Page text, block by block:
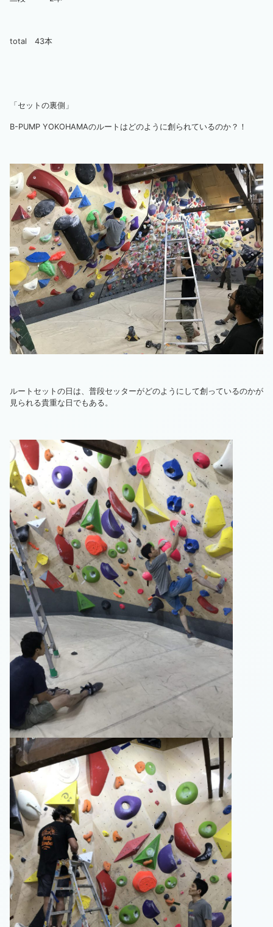
total 43本
「セットの裏側」
B-PUMP YOKOHAMAのルートはどのように創られているのか？！
ルートセットの日は、普段セッターがどのようにして創っているのかが
見られる貴重な日でもある。